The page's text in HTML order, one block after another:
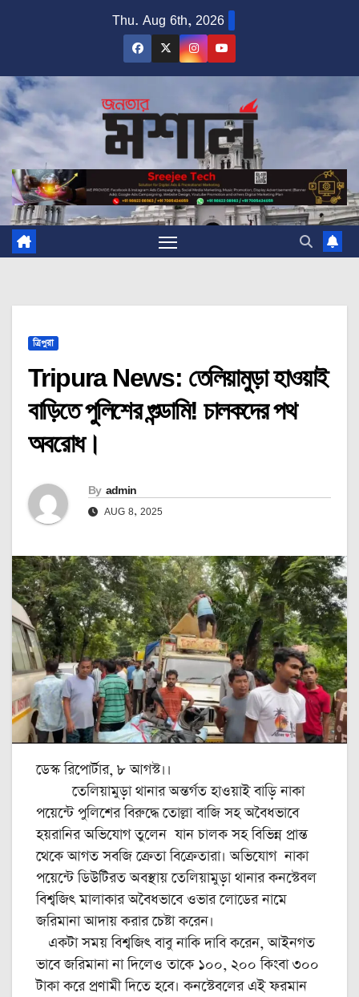
Thu. Aug 6th, 2026
ত্রিপুরা
Tripura News: তেলিয়ামুড়া হাওয়াই
বাড়িতে পুলিশের গুন্ডামি! চালকদের পথ
অবরোধ।
By admin
AUG 8, 2025
ডেস্ক রিপোর্টার, ৮ আগস্ট।।
তেলিয়ামুড়া থানার অন্তর্গত হাওয়াই বাড়ি নাকা
পয়েন্টে পুলিশের বিরুদ্ধে তোল্লা বাজি সহ অবৈধভাবে
হয়রানির অভিযোগ তুলেন যান চালক সহ বিভিন্ন প্রান্ত
থেকে আগত সবজি ক্রেতা বিক্রেতারা। অভিযোগ নাকা
পয়েন্টে ডিউটিরত অবস্থায় তেলিয়ামুড়া থানার কনস্টেবল
বিশ্বজিৎ মালাকার অবৈধভাবে ওভার লোডের নামে
জরিমানা আদায় করার চেষ্টা করেন।
একটা সময় বিশ্বজিৎ বাবু নাকি দাবি করেন, আইনগত
ভাবে জরিমানা না দিলেও তাকে ১০০, ২০০ কিংবা ৩০০
টাকা করে প্রণামী দিতে হবে। কনস্টেবলের এই ফরমান